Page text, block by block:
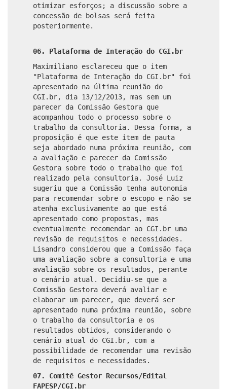
otimizar esforços; a discussão sobre a
concessão de bolsas será feita
posteriormente.
06. Plataforma de Interação do CGI.br
Maximiliano esclareceu que o item
"Plataforma de Interação do CGI.br" foi
apresentado na última reunião do
CGI.br, dia 13/12/2013, mas sem um
parecer da Comissão Gestora que
acompanhou todo o processo sobre o
trabalho da consultoria. Dessa forma, a
proposição é que este item de pauta
seja abordado numa próxima reunião, com
a avaliação e parecer da Comissão
Gestora sobre todo o trabalho que foi
realizado pela consultoria. José Luiz
sugeriu que a Comissão tenha autonomia
para recomendar sobre o escopo e não se
atenha exclusivamente ao que está
apresentado como propostas, mas
eventualmente recomendar ao CGI.br uma
revisão de requisitos e necessidades.
Lisandro considerou que a Comissão faça
uma avaliação sobre a consultoria e uma
avaliação sobre os resultados, perante
o cenário atual. Decidiu-se que a
Comissão Gestora deverá avaliar e
elaborar um parecer, que deverá ser
apresentado numa próxima reunião, sobre
o trabalho da consultoria e os
resultados obtidos, considerando o
cenário atual do CGI.br, com a
possibilidade de recomendar uma revisão
de requisitos e necessidades.
07. Comitê Gestor Recursos/Edital
FAPESP/CGI.br